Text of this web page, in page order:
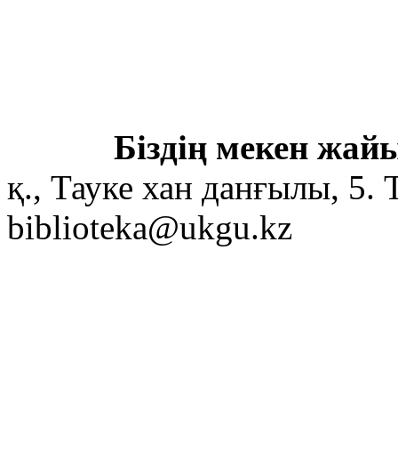
Біздің мекен
қ., Тауке хан данғылы,
biblioteka@ukgu.kz